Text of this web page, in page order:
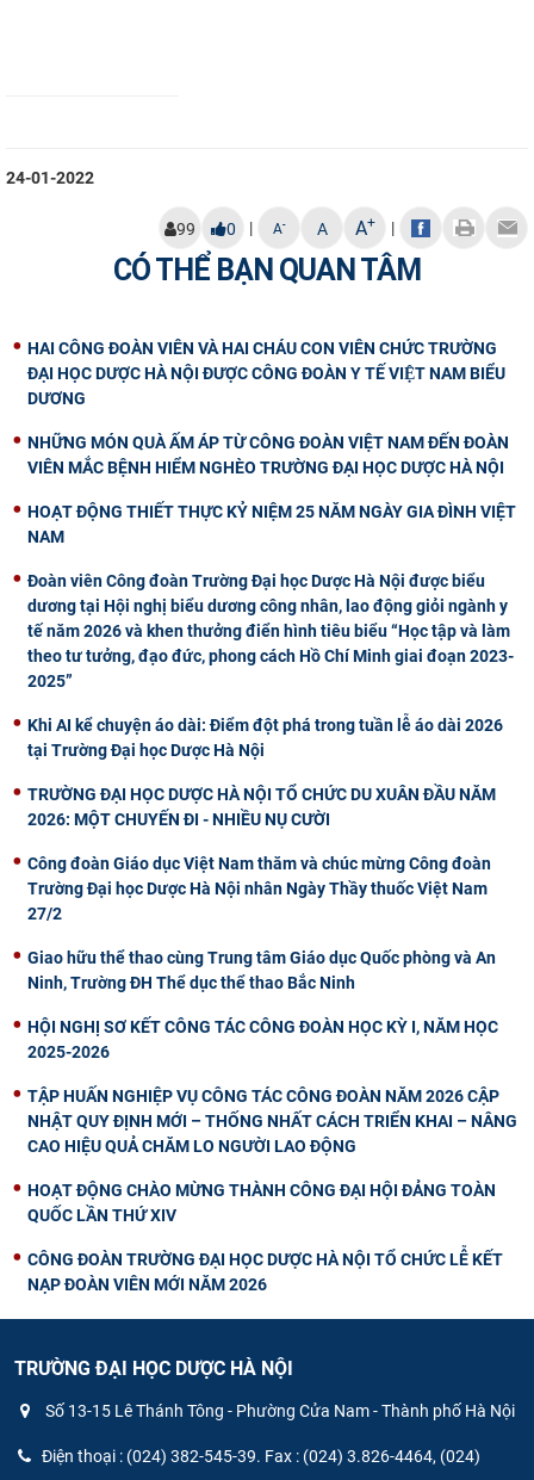
24-01-2022
99 0 | A- A A+ |
CÓ THỂ BẠN QUAN TÂM
HAI CÔNG ĐOÀN VIÊN VÀ HAI CHÁU CON VIÊN CHỨC TRƯỜNG
ĐẠI HỌC DƯỢC HÀ NỘI ĐƯỢC CÔNG ĐOÀN Y TẾ VIỆT NAM BIỂU
DƯƠNG
NHỮNG MÓN QUÀ ẤM ÁP TỪ CÔNG ĐOÀN VIỆT NAM ĐẾN ĐOÀN
VIÊN MẮC BỆNH HIỂM NGHÈO TRƯỜNG ĐẠI HỌC DƯỢC HÀ NỘI
HOẠT ĐỘNG THIẾT THỰC KỶ NIỆM 25 NĂM NGÀY GIA ĐÌNH VIỆT
NAM
Đoàn viên Công đoàn Trường Đại học Dược Hà Nội được biểu
dương tại Hội nghị biểu dương công nhân, lao động giỏi ngành y
tế năm 2026 và khen thưởng điển hình tiêu biểu “Học tập và làm
theo tư tưởng, đạo đức, phong cách Hồ Chí Minh giai đoạn 2023-
2025”
Khi AI kể chuyện áo dài: Điểm đột phá trong tuần lễ áo dài 2026
tại Trường Đại học Dược Hà Nội
TRƯỜNG ĐẠI HỌC DƯỢC HÀ NỘI TỔ CHỨC DU XUÂN ĐẦU NĂM
2026: MỘT CHUYẾN ĐI - NHIỀU NỤ CƯỜI
Công đoàn Giáo dục Việt Nam thăm và chúc mừng Công đoàn
Trường Đại học Dược Hà Nội nhân Ngày Thầy thuốc Việt Nam
27/2
Giao hữu thể thao cùng Trung tâm Giáo dục Quốc phòng và An
Ninh, Trường ĐH Thể dục thể thao Bắc Ninh
HỘI NGHỊ SƠ KẾT CÔNG TÁC CÔNG ĐOÀN HỌC KỲ I, NĂM HỌC
2025-2026
TẬP HUẤN NGHIỆP VỤ CÔNG TÁC CÔNG ĐOÀN NĂM 2026 CẬP
NHẬT QUY ĐỊNH MỚI – THỐNG NHẤT CÁCH TRIỂN KHAI – NÂNG
CAO HIỆU QUẢ CHĂM LO NGƯỜI LAO ĐỘNG
HOẠT ĐỘNG CHÀO MỪNG THÀNH CÔNG ĐẠI HỘI ĐẢNG TOÀN
QUỐC LẦN THỨ XIV
CÔNG ĐOÀN TRƯỜNG ĐẠI HỌC DƯỢC HÀ NỘI TỔ CHỨC LỄ KẾT
NẠP ĐOÀN VIÊN MỚI NĂM 2026
TRƯỜNG ĐẠI HỌC DƯỢC HÀ NỘI
Số 13-15 Lê Thánh Tông - Phường Cửa Nam - Thành phố Hà Nội
Điện thoại : (024) 382-545-39. Fax : (024) 3.826-4464, (024)